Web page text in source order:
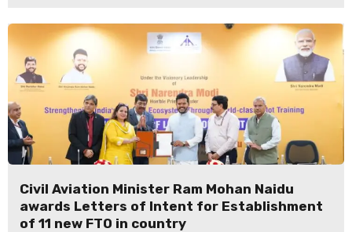
Civil Aviation Minister Ram Mohan Naidu
awards Letters of Intent for Establishment
of 11 new FTO in country